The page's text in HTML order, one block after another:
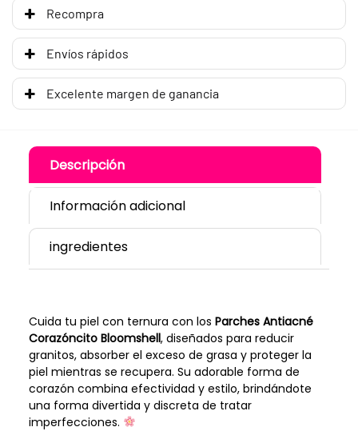
Recompra
Envíos rápidos
Excelente margen de ganancia
Descripción
Información adicional
ingredientes
Cuida tu piel con ternura con los Parches Antiacné
Corazóncito Bloomshell, diseñados para reducir
granitos, absorber el exceso de grasa y proteger la
piel mientras se recupera. Su adorable forma de
corazón combina efectividad y estilo, brindándote
una forma divertida y discreta de tratar
imperfecciones.